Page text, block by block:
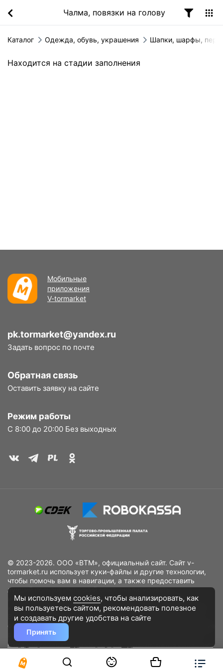
Чалма, повязки на голову
Каталог Одежда, обувь, украшения Шапки, шарфы,
Находится на стадии заполнения
Мобильные
приложения
V-tormarket
pk.tormarket@yandex.ru
Задать вопрос по почте
Обратная связь
Оставить заявку на сайте
Режим работы
С 8:00 до 20:00 Без выходных
© 2023-2026. ООО «ВТМ», официальный сайт. Сайт v-
tormarket.ru использует куки-файлы и другие технологии,
чтобы помочь вам в навигации, а также предоставить
лучший пользовательский опыт, анализировать
использование наших продуктов и услуг, повысить
качество рекламных и маркетинговых активностей. Если
Вы не хотите, чтобы Ваши пользовательские данные
обрабатывались, пожалуйста, ограничьте их использование
в своём браузере.
конфиденциальности
Разработано DST Global
Мы используем cookies, чтобы анализировать, как
вы пользуетесь сайтом, рекомендовать полезное
и создавать другие удобства на сайте
Принять